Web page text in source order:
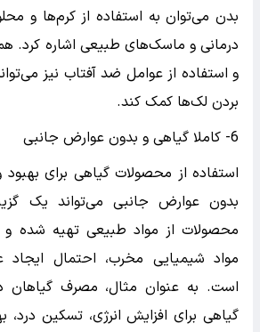
بدن می‌توان به استفاده از کرم‌ها و
درمانی و ماسک‌های طبیعی اشاره کرد.
و استفاده از عوامل ضد آفتاب نیز
بردن لک‌ها کمک کند.
6- کاملا گیاهی و بدون عوارض جانبی
استفاده از محصولات گیاهی برای
بدون عوارض جانبی می‌تواند یک
محصولات از مواد طبیعی تهیه شده
مواد شیمیایی مخرب، احتمال ایجاد
است. به عنوان مثال، مصرف گیاهان
گیاهی برای افزایش انرژی، تسکین